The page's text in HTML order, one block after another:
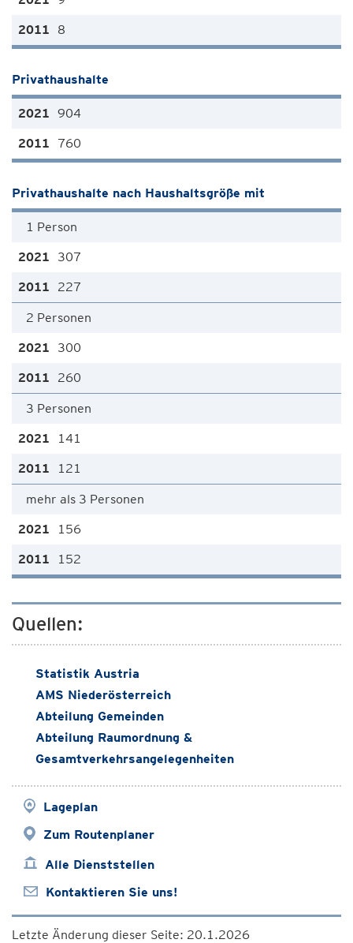
8
Privathaushalte
904
760
Privathaushalte nach Haushaltsgröße mit
1 Person
307
227
2 Personen
300
260
3 Personen
141
121
mehr als 3 Personen
156
152
Quellen:
Statistik Austria
AMS Niederösterreich
Abteilung Gemeinden
Abteilung Raumordnung &
Gesamtverkehrsangelegenheiten
Lageplan
Zum Routenplaner
Alle Dienststellen
Kontaktieren Sie uns!
Letzte Änderung dieser Seite: 20.1.2026